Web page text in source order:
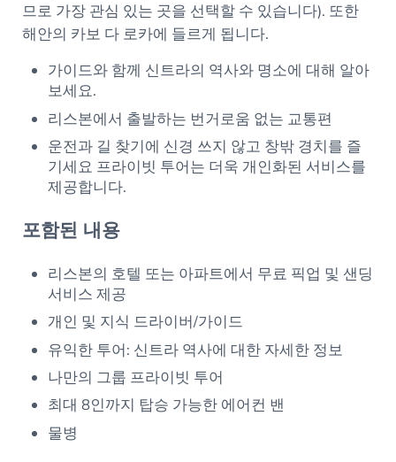
므로 가장 관심 있는 곳을 선택할 수 있습니다). 또한
해안의 카보 다 로카에 들르게 됩니다.
가이드와 함께 신트라의 역사와 명소에 대해 알아
보세요.
리스본에서 출발하는 번거로움 없는 교통편
운전과 길 찾기에 신경 쓰지 않고 창밖 경치를 즐
기세요 프라이빗 투어는 더욱 개인화된 서비스를
제공합니다.
포함된 내용
리스본의 호텔 또는 아파트에서 무료 픽업 및 샌딩
서비스 제공
개인 및 지식 드라이버/가이드
유익한 투어: 신트라 역사에 대한 자세한 정보
나만의 그룹 프라이빗 투어
최대 8인까지 탑승 가능한 에어컨 밴
물병